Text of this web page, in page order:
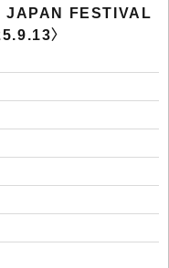
JAPAN FESTIVAL
〉